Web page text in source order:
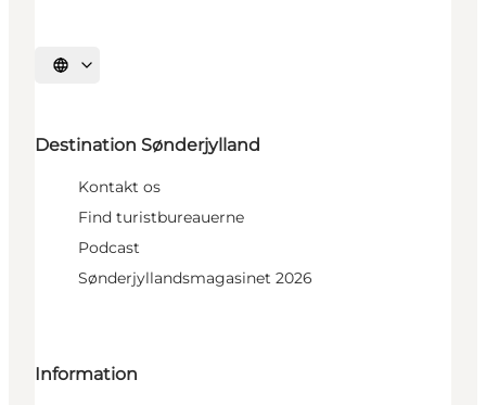
Vælg sprog
Destination Sønderjylland
Kontakt os
Find turistbureauerne
Podcast
Sønderjyllandsmagasinet 2026
Information